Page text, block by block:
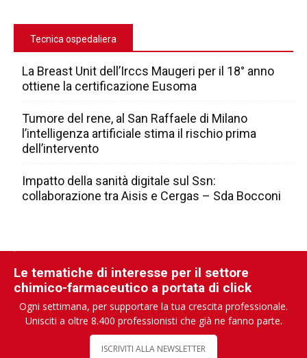
Tecnica ospedaliera
La Breast Unit dell’Irccs Maugeri per il 18° anno
ottiene la certificazione Eusoma
Tumore del rene, al San Raffaele di Milano
l’intelligenza artificiale stima il rischio prima
dell’intervento
Impatto della sanità digitale sul Ssn:
collaborazione tra Aisis e Cergas – Sda Bocconi
Le tematiche di interesse per il settore
chimico-farmaceutico a portata di click
Ogni settimana, per supportare la tua crescita professionale.
Unisciti a oltre 8.400 professionisti che già ne fanno parte.
ISCRIVITI ALLA NEWSLETTER